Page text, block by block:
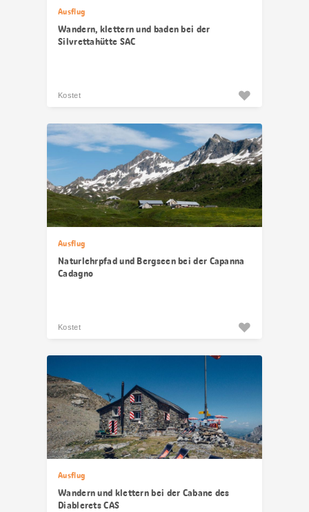
Ausflug
Wandern, klettern und baden bei der
Silvrettahütte SAC
Kostet
Ausflug
Naturlehrpfad und Bergseen bei der Capanna
Cadagno
Kostet
Ausflug
Wandern und klettern bei der Cabane des
Diablerets CAS